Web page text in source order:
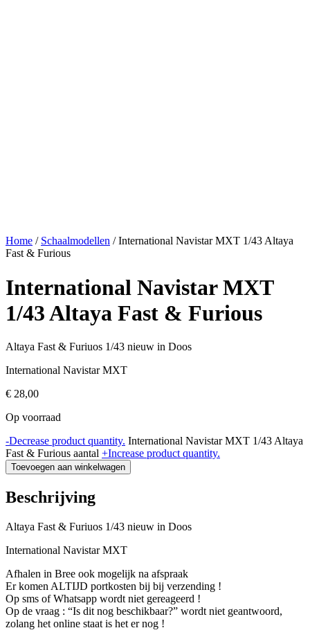
Home / Schaalmodellen / International Navistar MXT 1/43 Altaya
Fast & Furious
International Navistar MXT
1/43 Altaya Fast & Furious
Altaya Fast & Furiuos 1/43 nieuw in Doos
International Navistar MXT
€ 28,00
Op voorraad
-Decrease product quantity. International Navistar MXT 1/43 Altaya
Fast & Furious aantal +Increase product quantity.
Toevoegen aan winkelwagen
Beschrijving
Altaya Fast & Furiuos 1/43 nieuw in Doos
International Navistar MXT
Afhalen in Bree ook mogelijk na afspraak
Er komen ALTIJD portkosten bij bij verzending !
Op sms of Whatsapp wordt niet gereageerd !
Op de vraag : “Is dit nog beschikbaar?” wordt niet geantwoord,
zolang het online staat is het er nog !